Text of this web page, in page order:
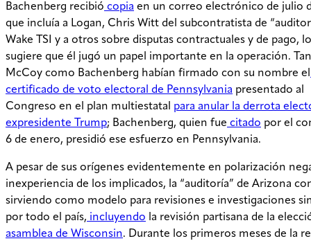
Bachenberg recibió copia en un correo electrónico de julio
que incluía a Logan, Chris Witt del subcontratista de
Wake TSI y a otros sobre disputas contractuales y de pago,
sugiere que él jugó un papel importante en la operación.
McCoy como Bachenberg habían firmado con su nombre el
certificado de voto electoral de Pennsylvania presentado al
Congreso en el plan multiestatal para anular la derrota
expresidente Trump; Bachenberg, quien fue citado por el
6 de enero, presidió ese esfuerzo en Pennsylvania.
A pesar de sus orígenes evidentemente en polarización
inexperiencia de los implicados, la “auditoría” de Arizona
sirviendo como modelo para revisiones e investigaciones
por todo el país, incluyendo la revisión partisana de la
asamblea de Wisconsin. Durante los primeros meses de la